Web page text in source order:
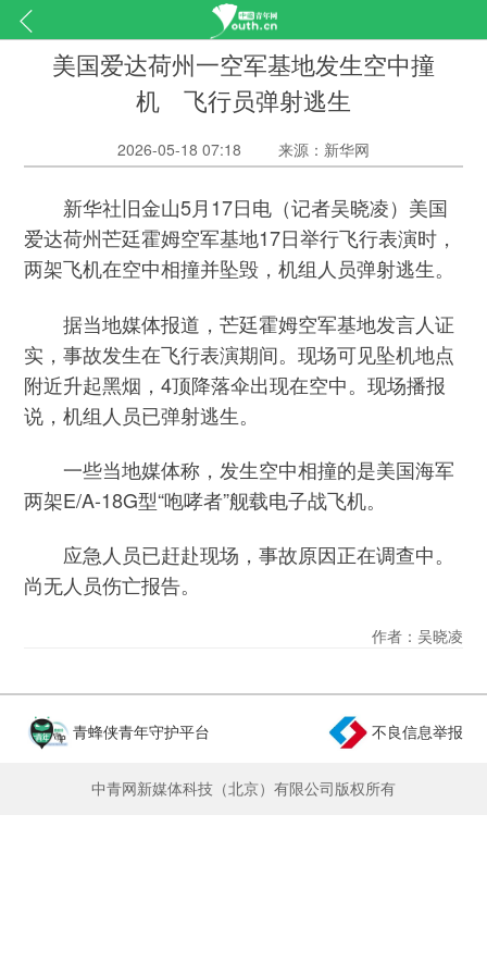
美国爱达荷州一空军基地发生空中撞
机 飞行员弹射逃生
2026-05-18 07:18 来源：新华网
新华社旧金山5月17日电（记者吴晓凌）美国
爱达荷州芒廷霍姆空军基地17日举行飞行表演时，
两架飞机在空中相撞并坠毁，机组人员弹射逃生。
据当地媒体报道，芒廷霍姆空军基地发言人证
实，事故发生在飞行表演期间。现场可见坠机地点
附近升起黑烟，4顶降落伞出现在空中。现场播报
说，机组人员已弹射逃生。
一些当地媒体称，发生空中相撞的是美国海军
两架E/A-18G型“咆哮者”舰载电子战飞机。
应急人员已赶赴现场，事故原因正在调查中。
尚无人员伤亡报告。
作者：吴晓凌
青蜂侠青年守护平台 不良信息举报
中青网新媒体科技（北京）有限公司版权所有